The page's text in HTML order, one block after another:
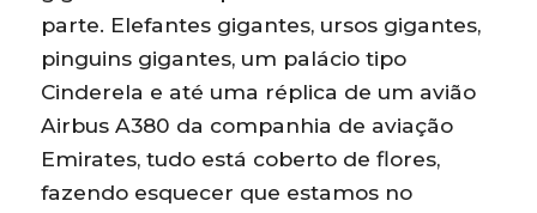
parte. Elefantes gigantes, ursos gigantes,
pinguins gigantes, um palácio tipo
Cinderela e até uma réplica de um avião
Airbus A380 da companhia de aviação
Emirates, tudo está coberto de flores,
fazendo esquecer que estamos no